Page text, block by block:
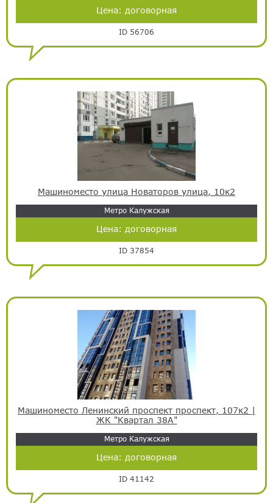
Цена: договорная
ID 56706
Машиноместо улица Новаторов улица, 10к2
Метро Калужская
Цена: договорная
ID 37854
Машиноместо Ленинский проспект проспект, 107к2 |
ЖК "Квартал 38А"
Метро Калужская
Цена: договорная
ID 41142